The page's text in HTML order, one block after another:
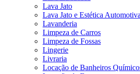
Lava Jato
Lava Jato e Estética
Lavanderia
Limpeza de Carros
Limpeza de Fossas
Lingerie
Livraria
Locação de Banheiros